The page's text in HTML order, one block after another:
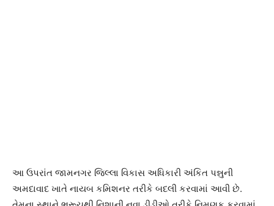
આ ઉપરાંત જામનગર જિલ્લા વિકાસ અધિકારી અંકિત પન્નુની
અમદાવાદ ખાતે નાયબ કમિશનર તરીકે બદલી કરવામાં આવી છે.